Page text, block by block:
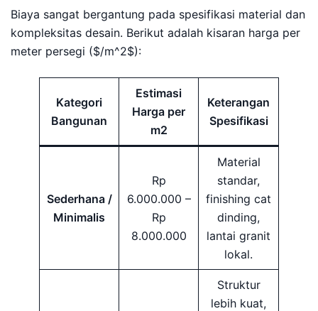
Biaya sangat bergantung pada spesifikasi material dan
kompleksitas desain. Berikut adalah kisaran harga per
meter persegi ($/m^2$):
Kategori
Bangunan
Estimasi
Harga per
m2
Keterangan
Spesifikasi
Sederhana /
Minimalis
Rp
6.000.000 –
Rp
8.000.000
Material
standar,
finishing cat
dinding,
lantai granit
lokal.
Struktur
lebih kuat,